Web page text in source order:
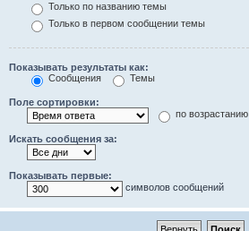
Только по названию темы
Только в первом сообщении темы
Показывать результаты как:
Сообщения
Темы
Поле сортировки:
по возрастанию
Искать сообщения за:
Показывать первые:
символов сообщений